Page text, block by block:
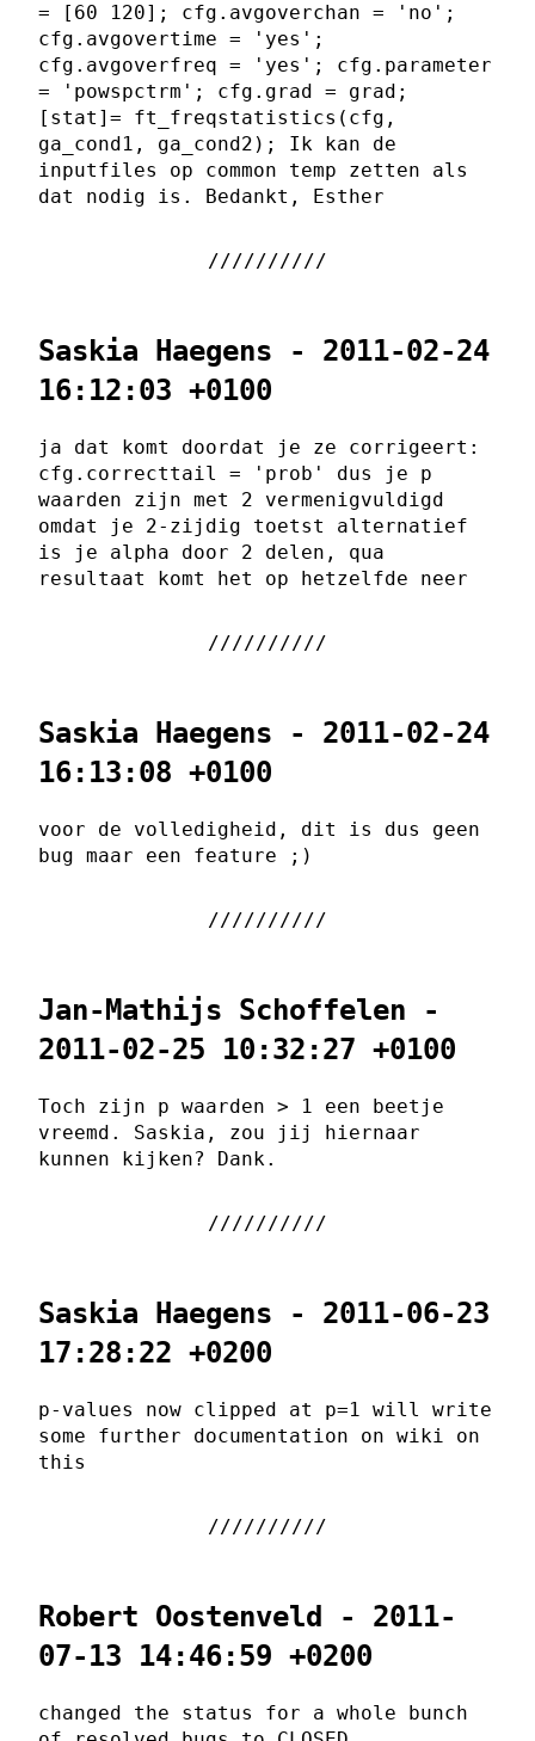
= [60 120]; cfg.avgoverchan = 'no';
cfg.avgovertime = 'yes';
cfg.avgoverfreq = 'yes'; cfg.parameter
= 'powspctrm'; cfg.grad = grad;
[stat]= ft_freqstatistics(cfg,
ga_cond1, ga_cond2); Ik kan de
inputfiles op common temp zetten als
dat nodig is. Bedankt, Esther
Saskia Haegens - 2011-02-24
16:12:03 +0100
ja dat komt doordat je ze corrigeert:
cfg.correcttail = 'prob' dus je p
waarden zijn met 2 vermenigvuldigd
omdat je 2-zijdig toetst alternatief
is je alpha door 2 delen, qua
resultaat komt het op hetzelfde neer
Saskia Haegens - 2011-02-24
16:13:08 +0100
voor de volledigheid, dit is dus geen
bug maar een feature ;)
Jan-Mathijs Schoffelen -
2011-02-25 10:32:27 +0100
Toch zijn p waarden > 1 een beetje
vreemd. Saskia, zou jij hiernaar
kunnen kijken? Dank.
Saskia Haegens - 2011-06-23
17:28:22 +0200
p-values now clipped at p=1 will write
some further documentation on wiki on
this
Robert Oostenveld - 2011-
07-13 14:46:59 +0200
changed the status for a whole bunch